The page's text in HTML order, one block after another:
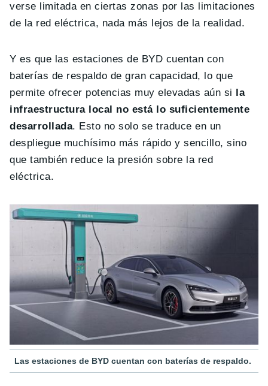
verse limitada en ciertas zonas por las limitaciones
de la red eléctrica, nada más lejos de la realidad.
Y es que las estaciones de BYD cuentan con
baterías de respaldo de gran capacidad, lo que
permite ofrecer potencias muy elevadas aún si
la
infraestructura local no está lo suficientemente
desarrollada. Esto no solo se traduce en un
despliegue muchísimo más rápido y sencillo, sino
que también reduce la presión sobre la red
eléctrica.
Las estaciones de BYD cuentan con baterías de respaldo.